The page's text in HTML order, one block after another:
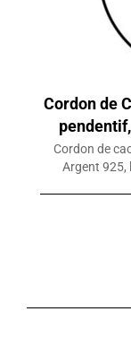
Cordon de
Cordon de
Argent 925,